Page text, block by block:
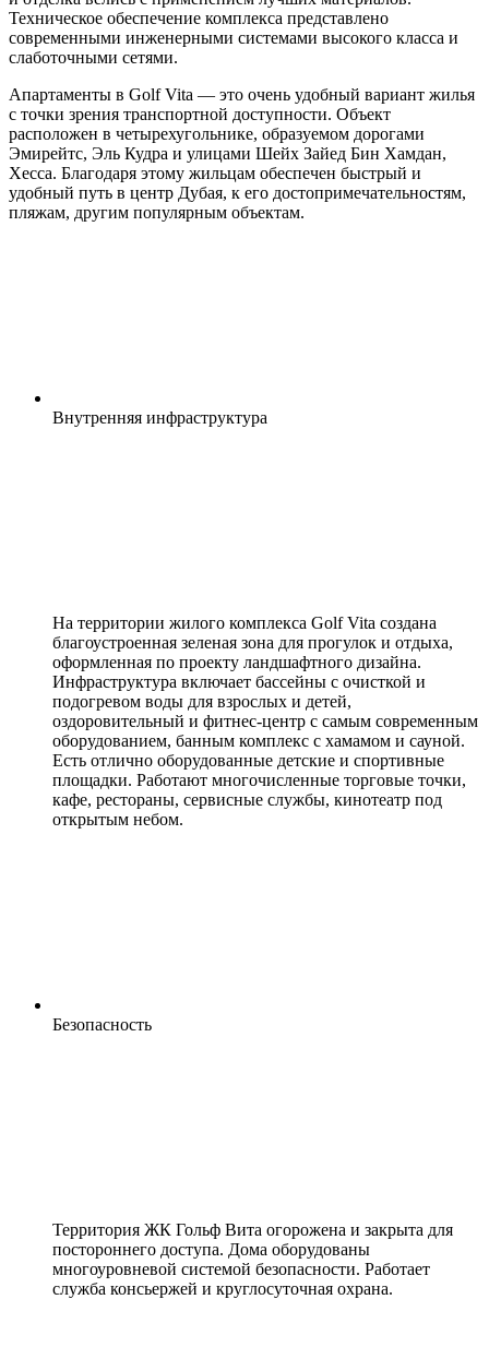
Техническое обеспечение комплекса представлено
современными инженерными системами высокого класса и
слаботочными сетями.
Апартаменты в Golf Vita — это очень удобный вариант жилья
с точки зрения транспортной доступности. Объект
расположен в четырехугольнике, образуемом дорогами
Эмирейтс, Эль Кудра и улицами Шейх Зайед Бин Хамдан,
Хесса. Благодаря этому жильцам обеспечен быстрый и
удобный путь в центр Дубая, к его достопримечательностям,
пляжам, другим популярным объектам.
Внутренняя инфраструктура
На территории жилого комплекса Golf Vita создана
благоустроенная зеленая зона для прогулок и отдыха,
оформленная по проекту ландшафтного дизайна.
Инфраструктура включает бассейны с очисткой и
подогревом воды для взрослых и детей,
оздоровительный и фитнес-центр с самым современным
оборудованием, банным комплекс с хамамом и сауной.
Есть отлично оборудованные детские и спортивные
площадки. Работают многочисленные торговые точки,
кафе, рестораны, сервисные службы, кинотеатр под
открытым небом.
Безопасность
Территория ЖК Гольф Вита огорожена и закрыта для
постороннего доступа. Дома оборудованы
многоуровневой системой безопасности. Работает
служба консьержей и круглосуточная охрана.